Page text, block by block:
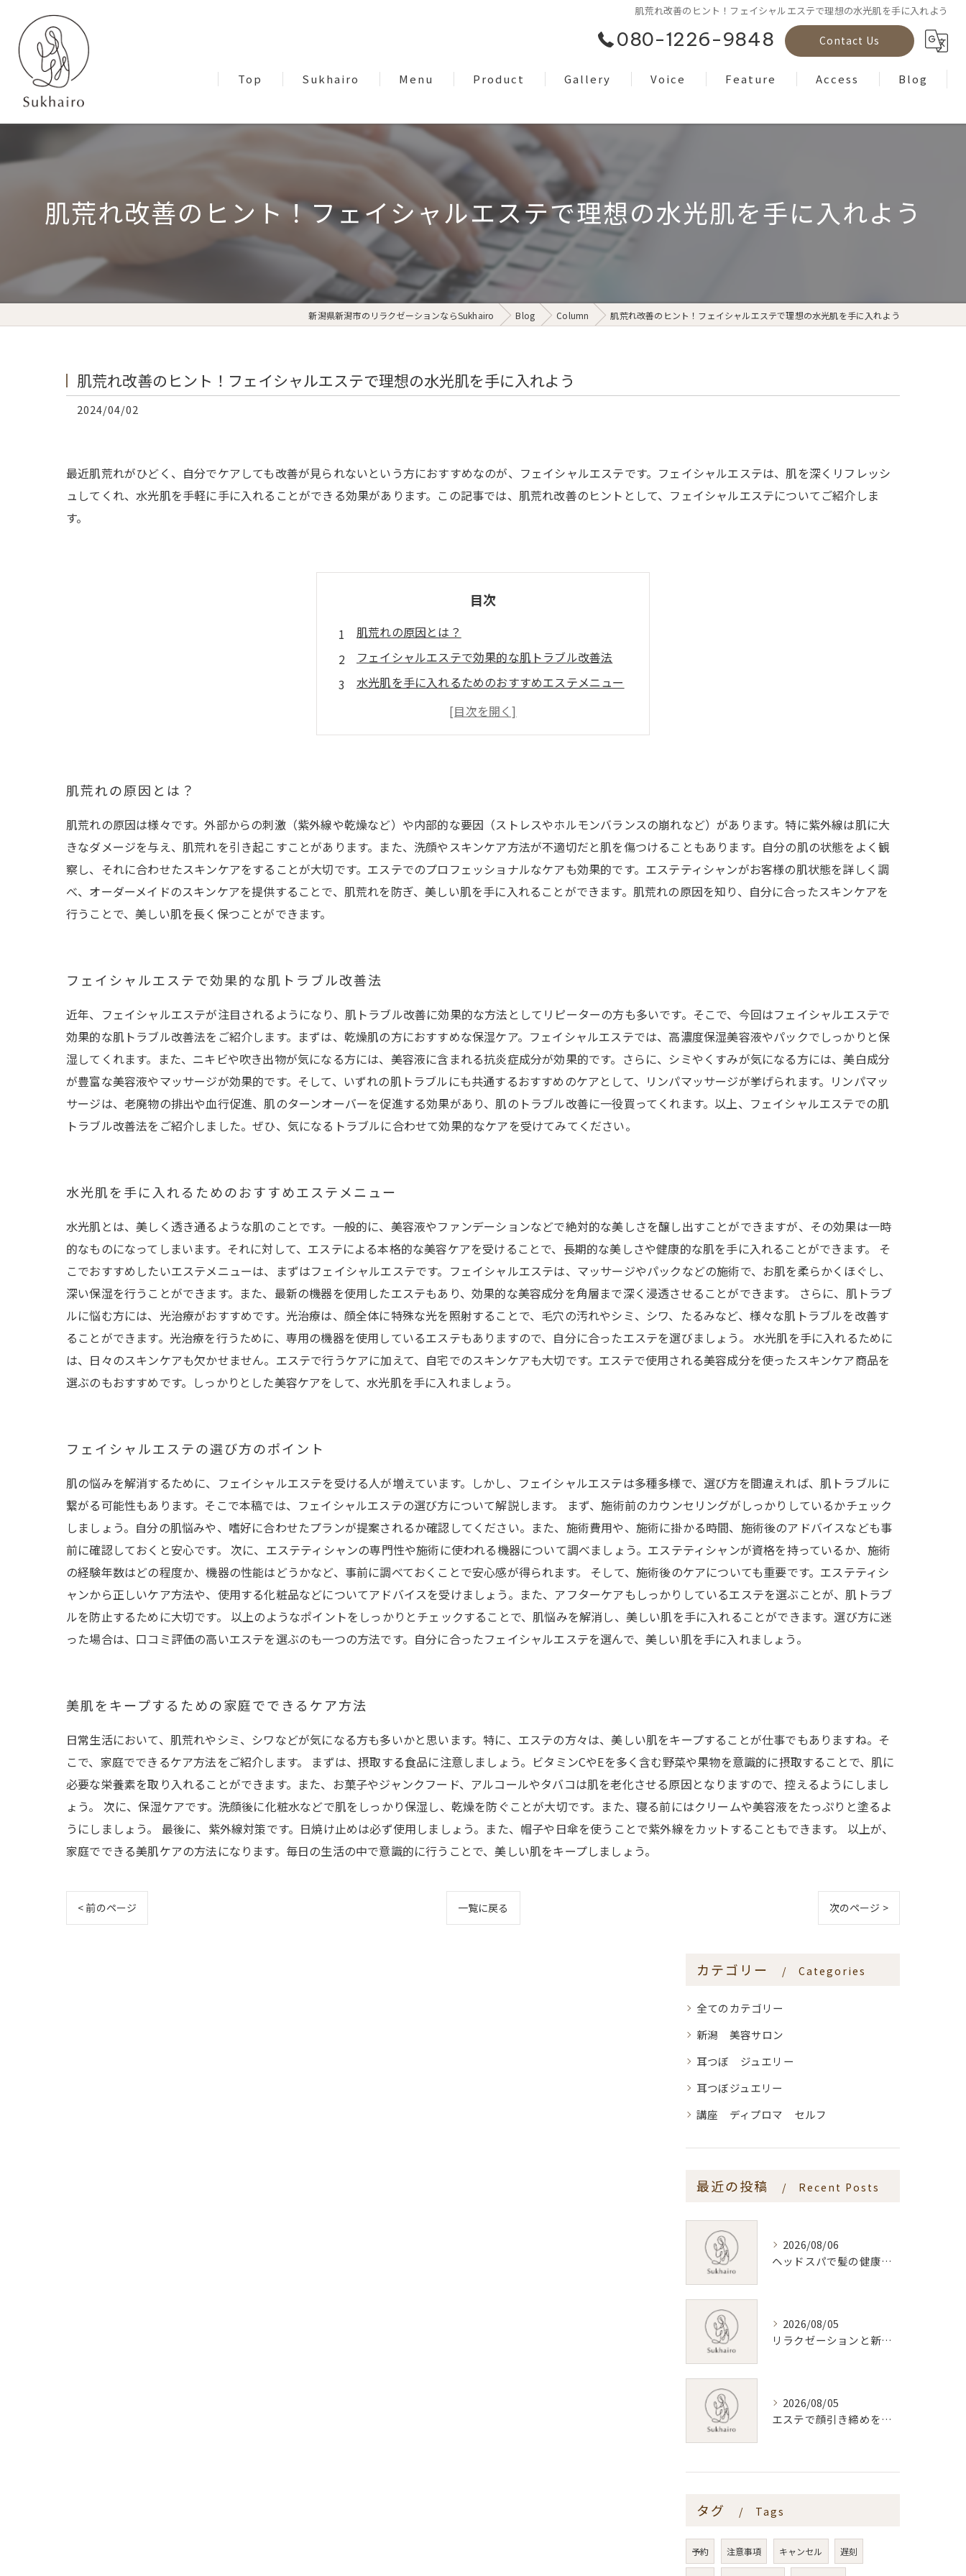
肌荒れ改善のヒント！フェイシャルエステで理想の水光肌を手に入れよう
080-1226-9848 Contact Us
Top Sukhairo
Bloom
Menu
Facial Care
EyeBrow
Dry Head Spa
Body Care
Lymph Treatment
Night Only Relaxation
Yoga Class
Product Gallery Voice Feature Access Blog
肌荒れ改善のヒント！フェイシャルエステで理想の水光肌を手に入れよう
新潟県新潟市のリラクゼーションならSukhairo Blog Column 肌荒れ改善のヒント！フェイシャルエステで理想の水光肌を手に入れよう
肌荒れ改善のヒント！フェイシャルエステで理想の水光肌を手に入れよう
2024/04/02
最近肌荒れがひどく、自分でケアしても改善が見られないという方におすすめなのが、フェイシャルエステです。フェイシャルエステは、肌を深くリフレッシ
ュしてくれ、水光肌を手軽に手に入れることができる効果があります。この記事では、肌荒れ改善のヒントとして、フェイシャルエステについてご紹介しま
す。
目次
肌荒れの原因とは？
フェイシャルエステで効果的な肌トラブル改善法
水光肌を手に入れるためのおすすめエステメニュー
フェイシャルエステの選び方のポイント
美肌をキープするための家庭でできるケア方法
肌荒れの原因とは？
肌荒れの原因は様々です。外部からの刺激（紫外線や乾燥など）や内部的な要因（ストレスやホルモンバランスの崩れなど）があります。特に紫外線は肌に大
きなダメージを与え、肌荒れを引き起こすことがあります。また、洗顔やスキンケア方法が不適切だと肌を傷つけることもあります。自分の肌の状態をよく観
察し、それに合わせたスキンケアをすることが大切です。エステでのプロフェッショナルなケアも効果的です。エステティシャンがお客様の肌状態を詳しく調
べ、オーダーメイドのスキンケアを提供することで、肌荒れを防ぎ、美しい肌を手に入れることができます。肌荒れの原因を知り、自分に合ったスキンケアを
行うことで、美しい肌を長く保つことができます。
フェイシャルエステで効果的な肌トラブル改善法
近年、フェイシャルエステが注目されるようになり、肌トラブル改善に効果的な方法としてリピーターの方も多いです。そこで、今回はフェイシャルエステで
効果的な肌トラブル改善法をご紹介します。まずは、乾燥肌の方におすすめな保湿ケア。フェイシャルエステでは、高濃度保湿美容液やパックでしっかりと保
湿してくれます。また、ニキビや吹き出物が気になる方には、美容液に含まれる抗炎症成分が効果的です。さらに、シミやくすみが気になる方には、美白成分
が豊富な美容液やマッサージが効果的です。そして、いずれの肌トラブルにも共通するおすすめのケアとして、リンパマッサージが挙げられます。リンパマッ
サージは、老廃物の排出や血行促進、肌のターンオーバーを促進する効果があり、肌のトラブル改善に一役買ってくれます。以上、フェイシャルエステでの肌
トラブル改善法をご紹介しました。ぜひ、気になるトラブルに合わせて効果的なケアを受けてみてください。
水光肌を手に入れるためのおすすめエステメニュー
水光肌とは、美しく透き通るような肌のことです。一般的に、美容液やファンデーションなどで絶対的な美しさを醸し出すことができますが、その効果は一時
的なものになってしまいます。それに対して、エステによる本格的な美容ケアを受けることで、長期的な美しさや健康的な肌を手に入れることができます。 そ
こでおすすめしたいエステメニューは、まずはフェイシャルエステです。フェイシャルエステは、マッサージやパックなどの施術で、お肌を柔らかくほぐし、
深い保湿を行うことができます。また、最新の機器を使用したエステもあり、効果的な美容成分を角層まで深く浸透させることができます。 さらに、肌トラブ
ルに悩む方には、光治療がおすすめです。光治療は、顔全体に特殊な光を照射することで、毛穴の汚れやシミ、シワ、たるみなど、様々な肌トラブルを改善す
ることができます。光治療を行うために、専用の機器を使用しているエステもありますので、自分に合ったエステを選びましょう。 水光肌を手に入れるために
は、日々のスキンケアも欠かせません。エステで行うケアに加えて、自宅でのスキンケアも大切です。エステで使用される美容成分を使ったスキンケア商品を
選ぶのもおすすめです。しっかりとした美容ケアをして、水光肌を手に入れましょう。
フェイシャルエステの選び方のポイント
肌の悩みを解消するために、フェイシャルエステを受ける人が増えています。しかし、フェイシャルエステは多種多様で、選び方を間違えれば、肌トラブルに
繋がる可能性もあります。そこで本稿では、フェイシャルエステの選び方について解説します。 まず、施術前のカウンセリングがしっかりしているかチェック
しましょう。自分の肌悩みや、嗜好に合わせたプランが提案されるか確認してください。また、施術費用や、施術に掛かる時間、施術後のアドバイスなども事
前に確認しておくと安心です。 次に、エステティシャンの専門性や施術に使われる機器について調べましょう。エステティシャンが資格を持っているか、施術
の経験年数はどの程度か、機器の性能はどうかなど、事前に調べておくことで安心感が得られます。 そして、施術後のケアについても重要です。エステティシ
ャンから正しいケア方法や、使用する化粧品などについてアドバイスを受けましょう。また、アフターケアもしっかりしているエステを選ぶことが、肌トラブ
ルを防止するために大切です。 以上のようなポイントをしっかりとチェックすることで、肌悩みを解消し、美しい肌を手に入れることができます。選び方に迷
った場合は、口コミ評価の高いエステを選ぶのも一つの方法です。自分に合ったフェイシャルエステを選んで、美しい肌を手に入れましょう。
美肌をキープするための家庭でできるケア方法
日常生活において、肌荒れやシミ、シワなどが気になる方も多いかと思います。特に、エステの方々は、美しい肌をキープすることが仕事でもありますね。そ
こで、家庭でできるケア方法をご紹介します。 まずは、摂取する食品に注意しましょう。ビタミンCやEを多く含む野菜や果物を意識的に摂取することで、肌に
必要な栄養素を取り入れることができます。また、お菓子やジャンクフード、アルコールやタバコは肌を老化させる原因となりますので、控えるようにしまし
ょう。 次に、保湿ケアです。洗顔後に化粧水などで肌をしっかり保湿し、乾燥を防ぐことが大切です。また、寝る前にはクリームや美容液をたっぷりと塗るよ
うにしましょう。 最後に、紫外線対策です。日焼け止めは必ず使用しましょう。また、帽子や日傘を使うことで紫外線をカットすることもできます。 以上が、
家庭でできる美肌ケアの方法になります。毎日の生活の中で意識的に行うことで、美しい肌をキープしましょう。
< 前のページ 一覧に戻る 次のページ >
カテゴリー Categories
全てのカテゴリー
新潟 美容サロン
耳つぼ ジュエリー
耳つぼジュエリー
講座 ディプロマ セルフ
最近の投稿 Recent Posts
2026/08/06
ヘッドスパで髪の健康を叶える新潟県新潟市おすすめ活用術
2026/08/05
リラクゼーションと新潟県のリンパマッサージ効果と料金相場を体験前に知る安心ガイド
2026/08/05
エステで顔引き締めを叶える新潟県内おすすめ施術と選び方ガイド
タグ Tags
予約 注意事項 キャンセル 遅刻